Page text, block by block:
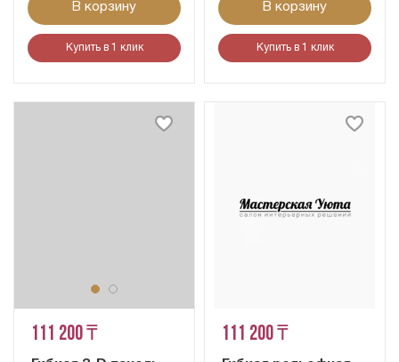
В корзину
Купить в 1 клик
В корзину
Купить в 1 клик
111 200 ₸ 111 200 ₸